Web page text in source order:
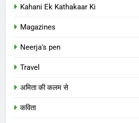
Kahani Ek Kathakaar Ki
Magazines
Neerja's pen
Travel
अमिता की कलम से
कविता